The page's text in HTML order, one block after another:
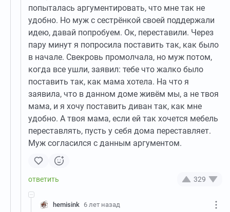
попыталась аргументировать, что мне так не
удобно. Но муж с сестрёнкой своей поддержали
идею, давай попробуем. Ок, переставили. Через
пару минут я попросила поставить так, как было
в начале. Свекровь промолчала, но муж потом,
когда все ушли, заявил: тебе что жалко было
поставить так, как мама хотела. На что я
заявила, что в данном доме живём мы, а не твоя
мама, и я хочу поставить диван так, как мне
удобно. А твоя мама, если ей так хочется мебель
переставлять, пусть у себя дома переставляет.
Муж согласился с данным аргументом.
329
hemisink 6 лет назад